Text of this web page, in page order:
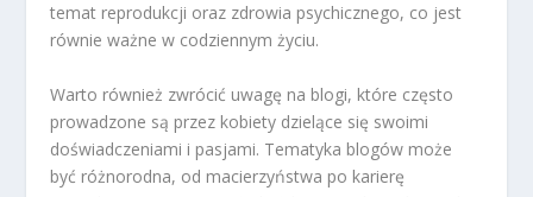
temat reprodukcji oraz zdrowia psychicznego, co jest
równie ważne w codziennym życiu.
Warto również zwrócić uwagę na blogi, które często
prowadzone są przez kobiety dzielące się swoimi
doświadczeniami i pasjami. Tematyka blogów może
być różnorodna, od macierzyństwa po karierę